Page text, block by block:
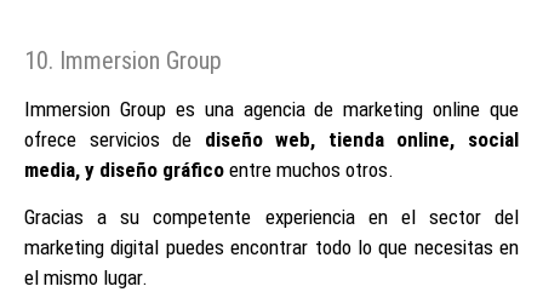
10. Immersion Group
Immersion Group es una agencia de marketing online que
ofrece servicios de diseño web, tienda online, social
media, y diseño gráfico entre muchos otros.
Gracias a su competente experiencia en el sector del
marketing digital puedes encontrar todo lo que necesitas en
el mismo lugar.